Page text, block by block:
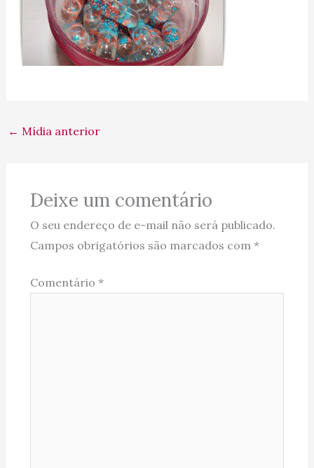
← Mídia anterior
Deixe um comentário
O seu endereço de e-mail não será publicado.
Campos obrigatórios são marcados com *
Comentário *